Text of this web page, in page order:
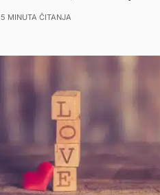
5 MINUTA ČITANJA